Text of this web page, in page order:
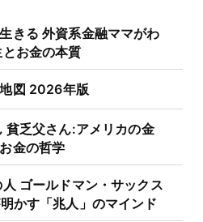
きる 外資系金融ママがわ
お金の本質
地図 2026年版
貧乏父さん:アメリカの金
金の哲学
ゴールドマン・サックス
かす「兆人」のマインド